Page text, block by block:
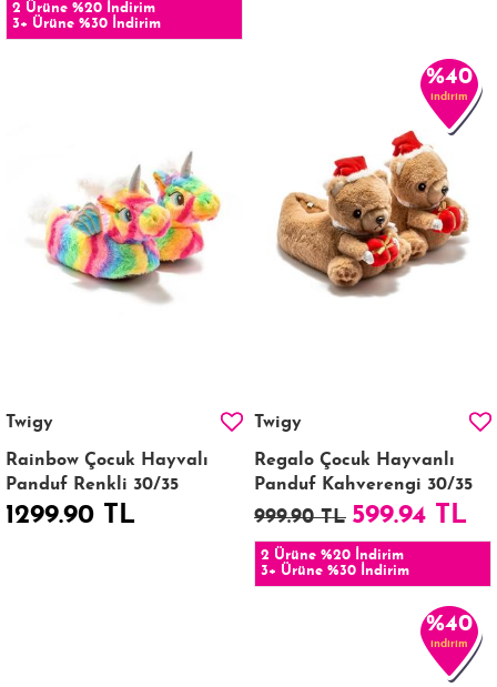
2 Ürüne %20 İndirim
3+ Ürüne %30 İndirim
Twigy
Rainbow Çocuk Hayvalı
Panduf Renkli 30/35
1299.90 TL
%40
indirim
Twigy
Regalo Çocuk Hayvanlı
Panduf Kahverengi 30/35
999.90 TL 599.94 TL
2 Ürüne %20 İndirim
3+ Ürüne %30 İndirim
%40
indirim